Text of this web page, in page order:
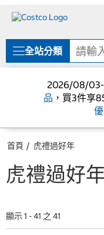
單
全站分類
2026/08/
品 ，買3件享
首頁 虎禮過好年
虎禮過好
顯示 1 - 41 之 41